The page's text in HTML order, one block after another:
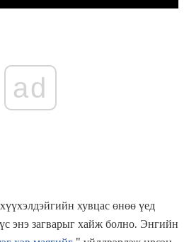
ad
хувцас өнөө үед
энэ загварыг хайж болно. Энгийн